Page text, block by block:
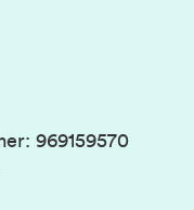
: 969159570